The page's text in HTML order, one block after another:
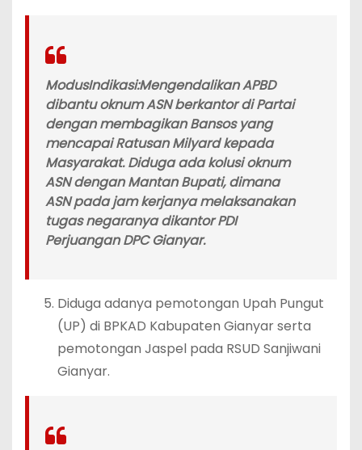
ModusIndikasi:Mengendalikan APBD
dibantu oknum ASN berkantor di Partai
dengan membagikan Bansos yang
mencapai Ratusan Milyard kepada
Masyarakat. Diduga ada kolusi oknum
ASN dengan Mantan Bupati, dimana
ASN pada jam kerjanya melaksanakan
tugas negaranya dikantor PDI
Perjuangan DPC Gianyar.
Diduga adanya pemotongan Upah Pungut
(UP) di BPKAD Kabupaten Gianyar serta
pemotongan Jaspel pada RSUD Sanjiwani
Gianyar.